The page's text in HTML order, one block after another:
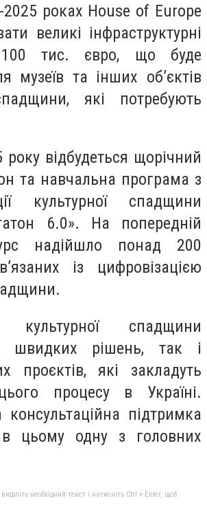
роках House of Europe
великі інфраструктурні
тис. євро, що буде
музеїв та інших обʼєктів
які потребують
року відбудеться щорічний
та навчальна програма з
культурної спадщини
6.0». На попередній
надійшло понад 200
із цифровізацією
культурної спадщини
швидких рішень, так і
проєктів, які закладуть
процесу в Україні.
консультаційна підтримка
в цьому одну з головних
необхідний текст і натисніть Ctrl + Enter, щоб